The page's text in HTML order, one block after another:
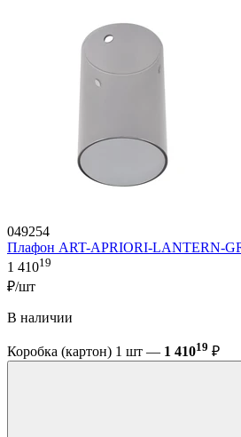
049254
Плафон ART-APRIORI-LANTERN-
1 41019
₽/шт
В наличии
Коробка (картон) 1 шт — 1 41019 ₽